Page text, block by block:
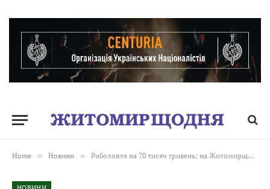
Home » Новини » Риболовля на 70 тисяч гривень: на Житомирщині впіймали порушника